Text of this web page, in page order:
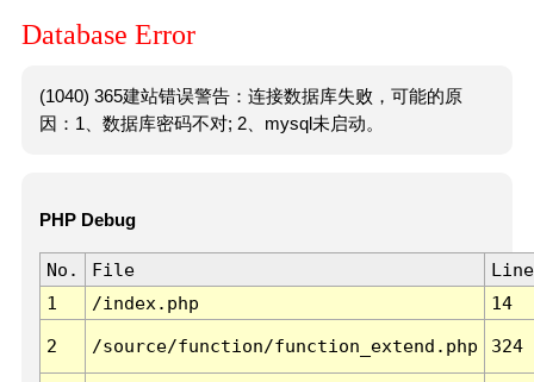
Database Error
(1040) 365建站错误警告：连接数据库失败，可能的原
因：1、数据库密码不对; 2、mysql未启动。
PHP Debug
No. File
Line
1
/index.php 14
2 /source/function/function_extend.php 324